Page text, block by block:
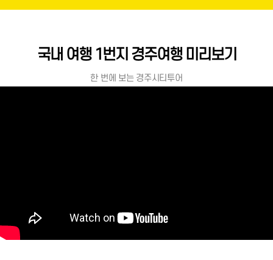
국내 여행 1번지 경주여행 미리보기
한 번에 보는 경주시티투어